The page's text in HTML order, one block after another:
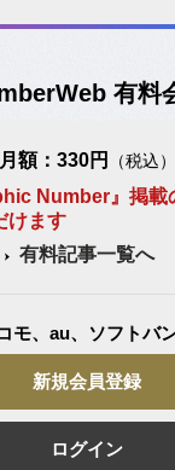
有料
月額：330円 （税込）
Number』掲載
けます
有料記事一覧へ
モ、au、ソフトバ
新規会員登録
ログイン